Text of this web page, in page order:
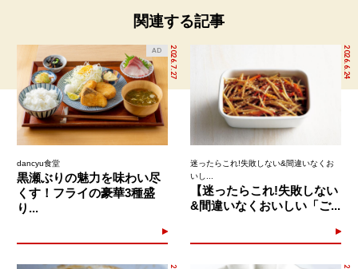
関連する記事
2026.7.27
AD
dancyu食堂
黒瀬ぶりの魅力を味わい尽
くす！フライの豪華3種盛
り...
2026.6.24
迷ったらこれ!失敗しない&間違いなくお
いし...
【迷ったらこれ!失敗しない
&間違いなくおいしい「ご...